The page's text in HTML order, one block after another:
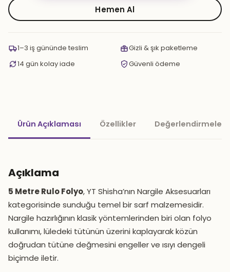
Rulo
Folyo
Hemen Al
1–3 iş gününde teslim
Gizli & şık paketleme
14 gün kolay iade
Güvenli ödeme
Ürün Açıklaması Özellikler Değerlendirmeler
Açıklama
5 Metre Rulo Folyo, YT Shisha’nın Nargile Aksesuarları
kategorisinde sunduğu temel bir sarf malzemesidir.
Nargile hazırlığının klasik yöntemlerinden biri olan folyo
kullanımı, lüledeki tütünün üzerini kaplayarak közün
doğrudan tütüne değmesini engeller ve ısıyı dengeli
biçimde iletir.